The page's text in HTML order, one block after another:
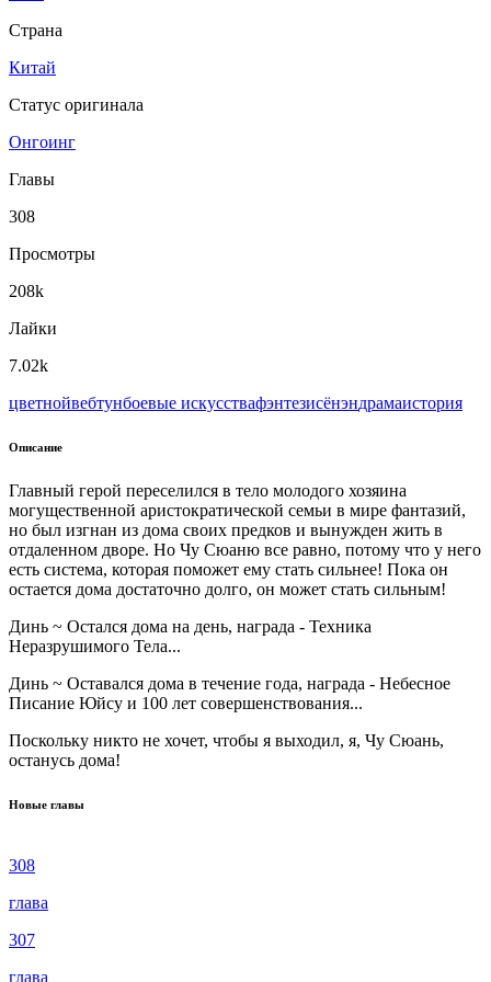
Страна
Китай
Статус оригинала
Онгоинг
Главы
308
Просмотры
208k
Лайки
7.02k
цветнойвeбтунбоевые искусствафэнтезисёнэндрамаистория
Описание
Главный герой переселился в тело молодого хозяина
могущественной аристократической семьи в мире фантазий,
но был изгнан из дома своих предков и вынужден жить в
отдаленном дворе. Но Чу Сюаню все равно, потому что у него
есть система, которая поможет ему стать сильнее! Пока он
остается дома достаточно долго, он может стать сильным!
Динь ~ Остался дома на день, награда - Техника
Неразрушимого Тела...
Динь ~ Оставался дома в течение года, награда - Небесное
Писание Юйсу и 100 лет совершенствования...
Поскольку никто не хочет, чтобы я выходил, я, Чу Сюань,
останусь дома!
Новые главы
308
глава
307
глава